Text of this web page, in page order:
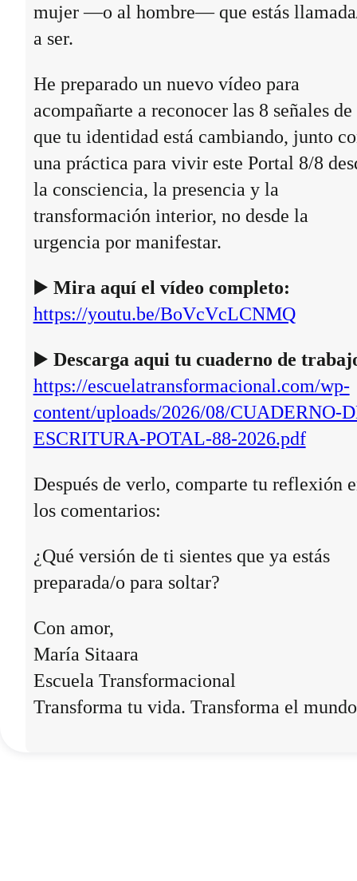
mujer —o al hombre— que estás
a ser.
He preparado un nuevo vídeo para
acompañarte a reconocer las 8 señales de
que tu identidad está cambiando, junto
una práctica para vivir este Portal 8/8
la consciencia, la presencia y la
transformación interior, no desde la
urgencia por manifestar.
▶️ Mira aquí el vídeo completo:
https://youtu.be/BoVcVcLCNMQ
▶️ Descarga aqui tu cuaderno de
https://escuelatransformacional.com/wp-
content/uploads/2026/08/CUADERNO-
ESCRITURA-POTAL-88-2026.pdf
Después de verlo, comparte tu reflexión
los comentarios:
¿Qué versión de ti sientes que ya estás
preparada/o para soltar?
Con amor,
María Sitaara
Escuela Transformacional
Transforma tu vida. Transforma el